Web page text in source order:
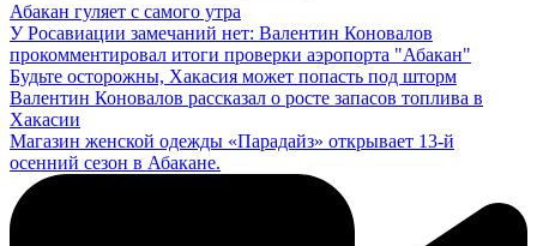
Абакан гуляет с самого утра
У Росавиации замечаний нет: Валентин Коновалов
прокомментировал итоги проверки аэропорта "Абакан"
Будьте осторожны, Хакасия может попасть под шторм
Валентин Коновалов рассказал о росте запасов топлива в
Хакасии
Магазин женской одежды «Парадайз» открывает 13-й
осенний сезон в Абакане.